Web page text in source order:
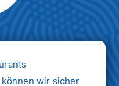
wir sicher